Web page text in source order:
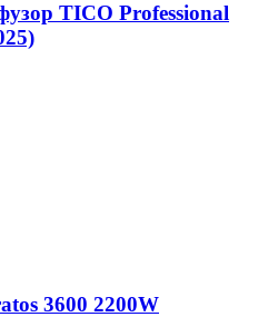
TICO Professional
3600 2200W